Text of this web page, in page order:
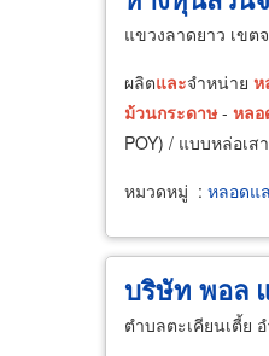
แขวงลาดยาว เขต
ผลิตและจำหน่าย ห
ม้วนกระดาษ - หลอ
POY) / แบบหล่อเ
หมวดหมู่ : หลอดแ
บริษัท พอล
ตำบลตะเคียนเตี้ย